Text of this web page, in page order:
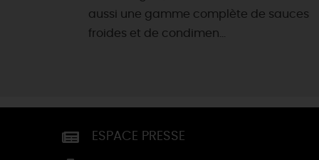
aussi une gamme complète de sauces
froides et de condimen...
ESPACE PRESSE